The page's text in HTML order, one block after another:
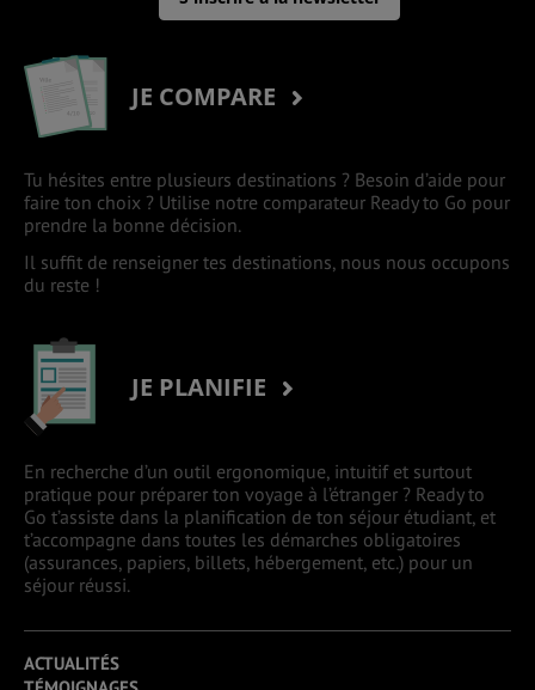
JE COMPARE
Tu hésites entre plusieurs destinations ? Besoin d’aide pour
faire ton choix ? Utilise notre comparateur Ready to Go pour
prendre la bonne décision.
Il suffit de renseigner tes destinations, nous nous occupons
du reste !
JE PLANIFIE
En recherche d’un outil ergonomique, intuitif et surtout
pratique pour préparer ton voyage à l’étranger ? Ready to
Go t’assiste dans la planification de ton séjour étudiant, et
t’accompagne dans toutes les démarches obligatoires
(assurances, papiers, billets, hébergement, etc.) pour un
séjour réussi.
ACTUALITÉS